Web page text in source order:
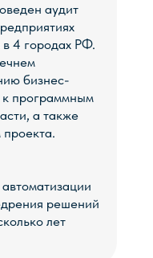
аудит
4 городах РФ.
бизнес-
к программным
а также
решений
лет